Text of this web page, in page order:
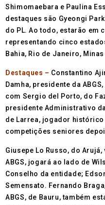
Shimomaebara e Paulina
destaques são Gyeongi
do PL. Ao todo, estarão em
representando cinco
Bahia, Rio de Janeiro,
Destaques – Constantino
Damha, presidente da
com Sergio del Porto, do
presidente Administrativo
de Larrea, jogador histórico
competições seniores
Giusepe Lo Russo, do
ABGS, jogará ao lado de
Conselho da entidade;
Semensato. Fernando
ABGS, de Bauru, também